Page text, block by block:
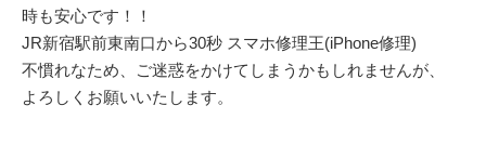
時も安心です！！
JR新宿駅前東南口から30秒 スマホ修理王(iPhone修理)
不慣れなため、ご迷惑をかけてしまうかもしれませんが、
よろしくお願いいたします。